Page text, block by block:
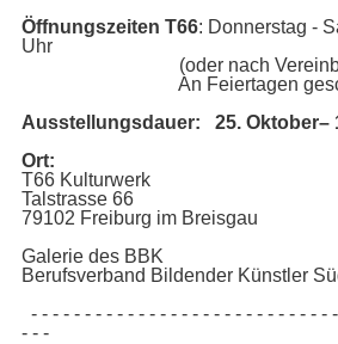
Öffnungszeiten T66: Donnerstag -
Uhr
(oder nach
An Feiertagen
Ausstellungsdauer: 25. Oktober–
Ort:
T66 Kulturwerk
Talstrasse 66
79102 Freiburg im Breisgau
Galerie des BBK
Berufsverband Bildender Künstler
- - - - - - - - - - - - - - - - - - - - - - - - - - - -
- - -